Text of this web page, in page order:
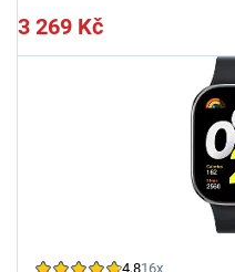
3 269 Kč
4,816x